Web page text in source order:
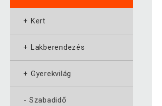
+ Kert
+ Lakberendezés
+ Gyerekvilág
- Szabadidő